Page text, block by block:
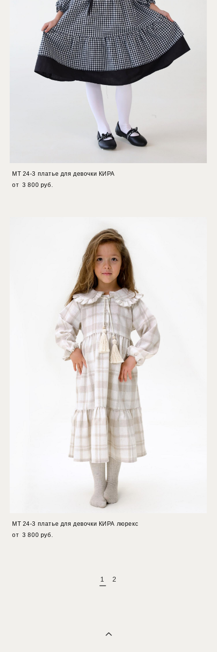
МТ 24-3 платье для девочки КИРА
от 3 800 pуб.
МТ 24-3 платье для девочки КИРА люрекс
от 3 800 pуб.
1 2